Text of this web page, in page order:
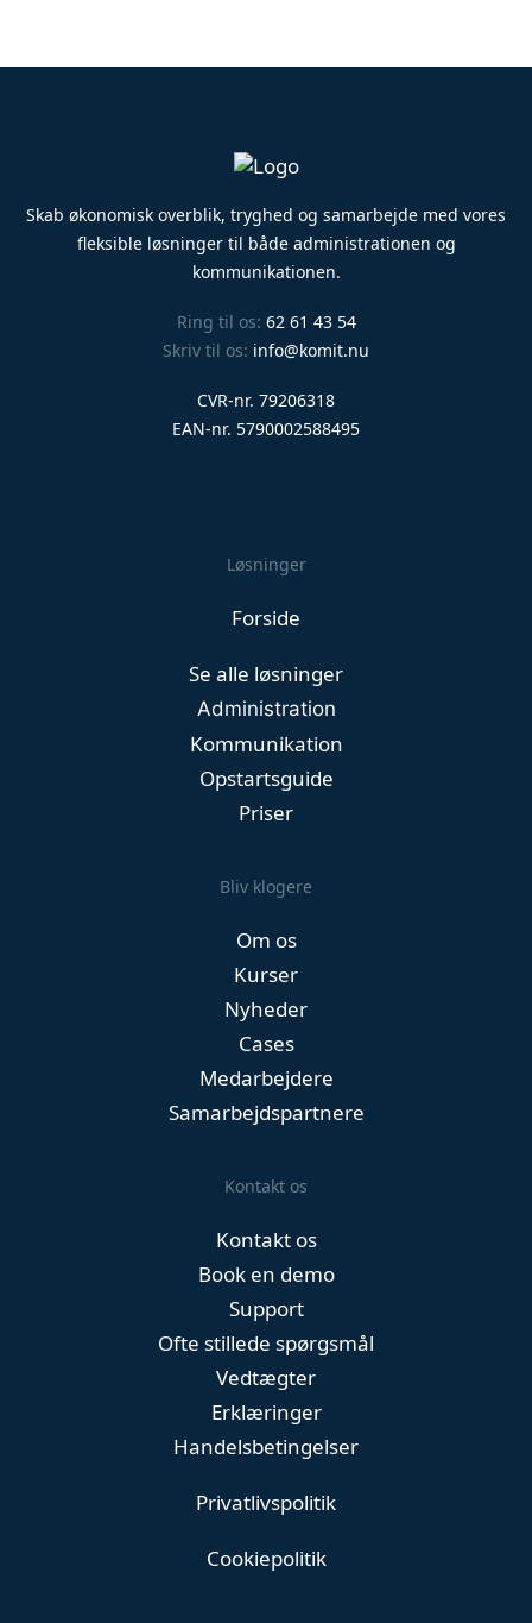
Skab økonomisk overblik, tryghed og samarbejde med vores
fleksible løsninger til både administrationen og
kommunikationen.
Ring til os: 62 61 43 54
Skriv til os: info@komit.nu
CVR-nr. 79206318
EAN-nr. 5790002588495
Løsninger
Forside
Se alle løsninger
Administration
Kommunikation
Opstartsguide
Priser
Bliv klogere
Om os
Kurser
Nyheder
Cases
Medarbejdere
Samarbejdspartnere
Kontakt os
Kontakt os
Book en demo
Support
Ofte stillede spørgsmål
Vedtægter
Erklæringer
Handelsbetingelser
Privatlivspolitik
Cookiepolitik